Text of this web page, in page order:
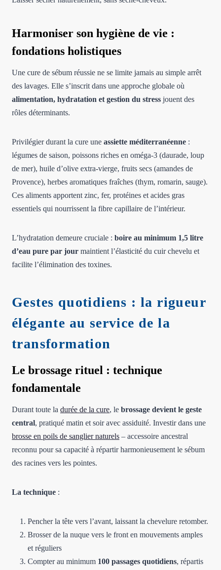
Harmoniser son hygiène de vie :
fondations holistiques
Une cure de sébum réussie ne se limite jamais au simple arrêt
des lavages. Elle s’inscrit dans une approche globale où
alimentation, hydratation et gestion du stress jouent des
rôles déterminants.
Privilégier durant la cure une assiette méditerranéenne :
légumes de saison, poissons riches en oméga-3 (daurade, loup
de mer), huile d’olive extra-vierge, fruits secs (amandes de
Provence), herbes aromatiques fraîches (thym, romarin, sauge).
Ces aliments apportent zinc, fer, protéines et acides gras
essentiels qui nourrissent la fibre capillaire de l’intérieur.
L’hydratation demeure cruciale : boire au minimum 1,5 litre
d’eau pure par jour maintient l’élasticité du cuir chevelu et
facilite l’élimination des toxines.
Gestes quotidiens : la rigueur
élégante au service de la
transformation
Le brossage rituel : technique
fondamentale
Durant toute la durée de la cure, le brossage devient le geste
central, pratiqué matin et soir avec assiduité. Investir dans une
brosse en poils de sanglier naturels – accessoire ancestral
reconnu pour sa capacité à répartir harmonieusement le sébum
des racines vers les pointes.
La technique :
Pencher la tête vers l’avant, laissant la chevelure retomber.
Brosser de la nuque vers le front en mouvements amples
et réguliers
Compter au minimum 100 passages quotidiens, répartis